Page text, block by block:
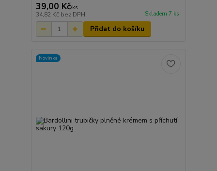
39,00 Kč/ks
34,82 Kč bez DPH Skladem 7 ks
Přidat do košíku
Novinka